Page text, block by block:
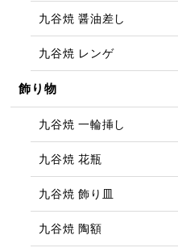
九谷焼 醤油差し
九谷焼 レンゲ
飾り物
九谷焼 一輪挿し
九谷焼 花瓶
九谷焼 飾り皿
九谷焼 陶額